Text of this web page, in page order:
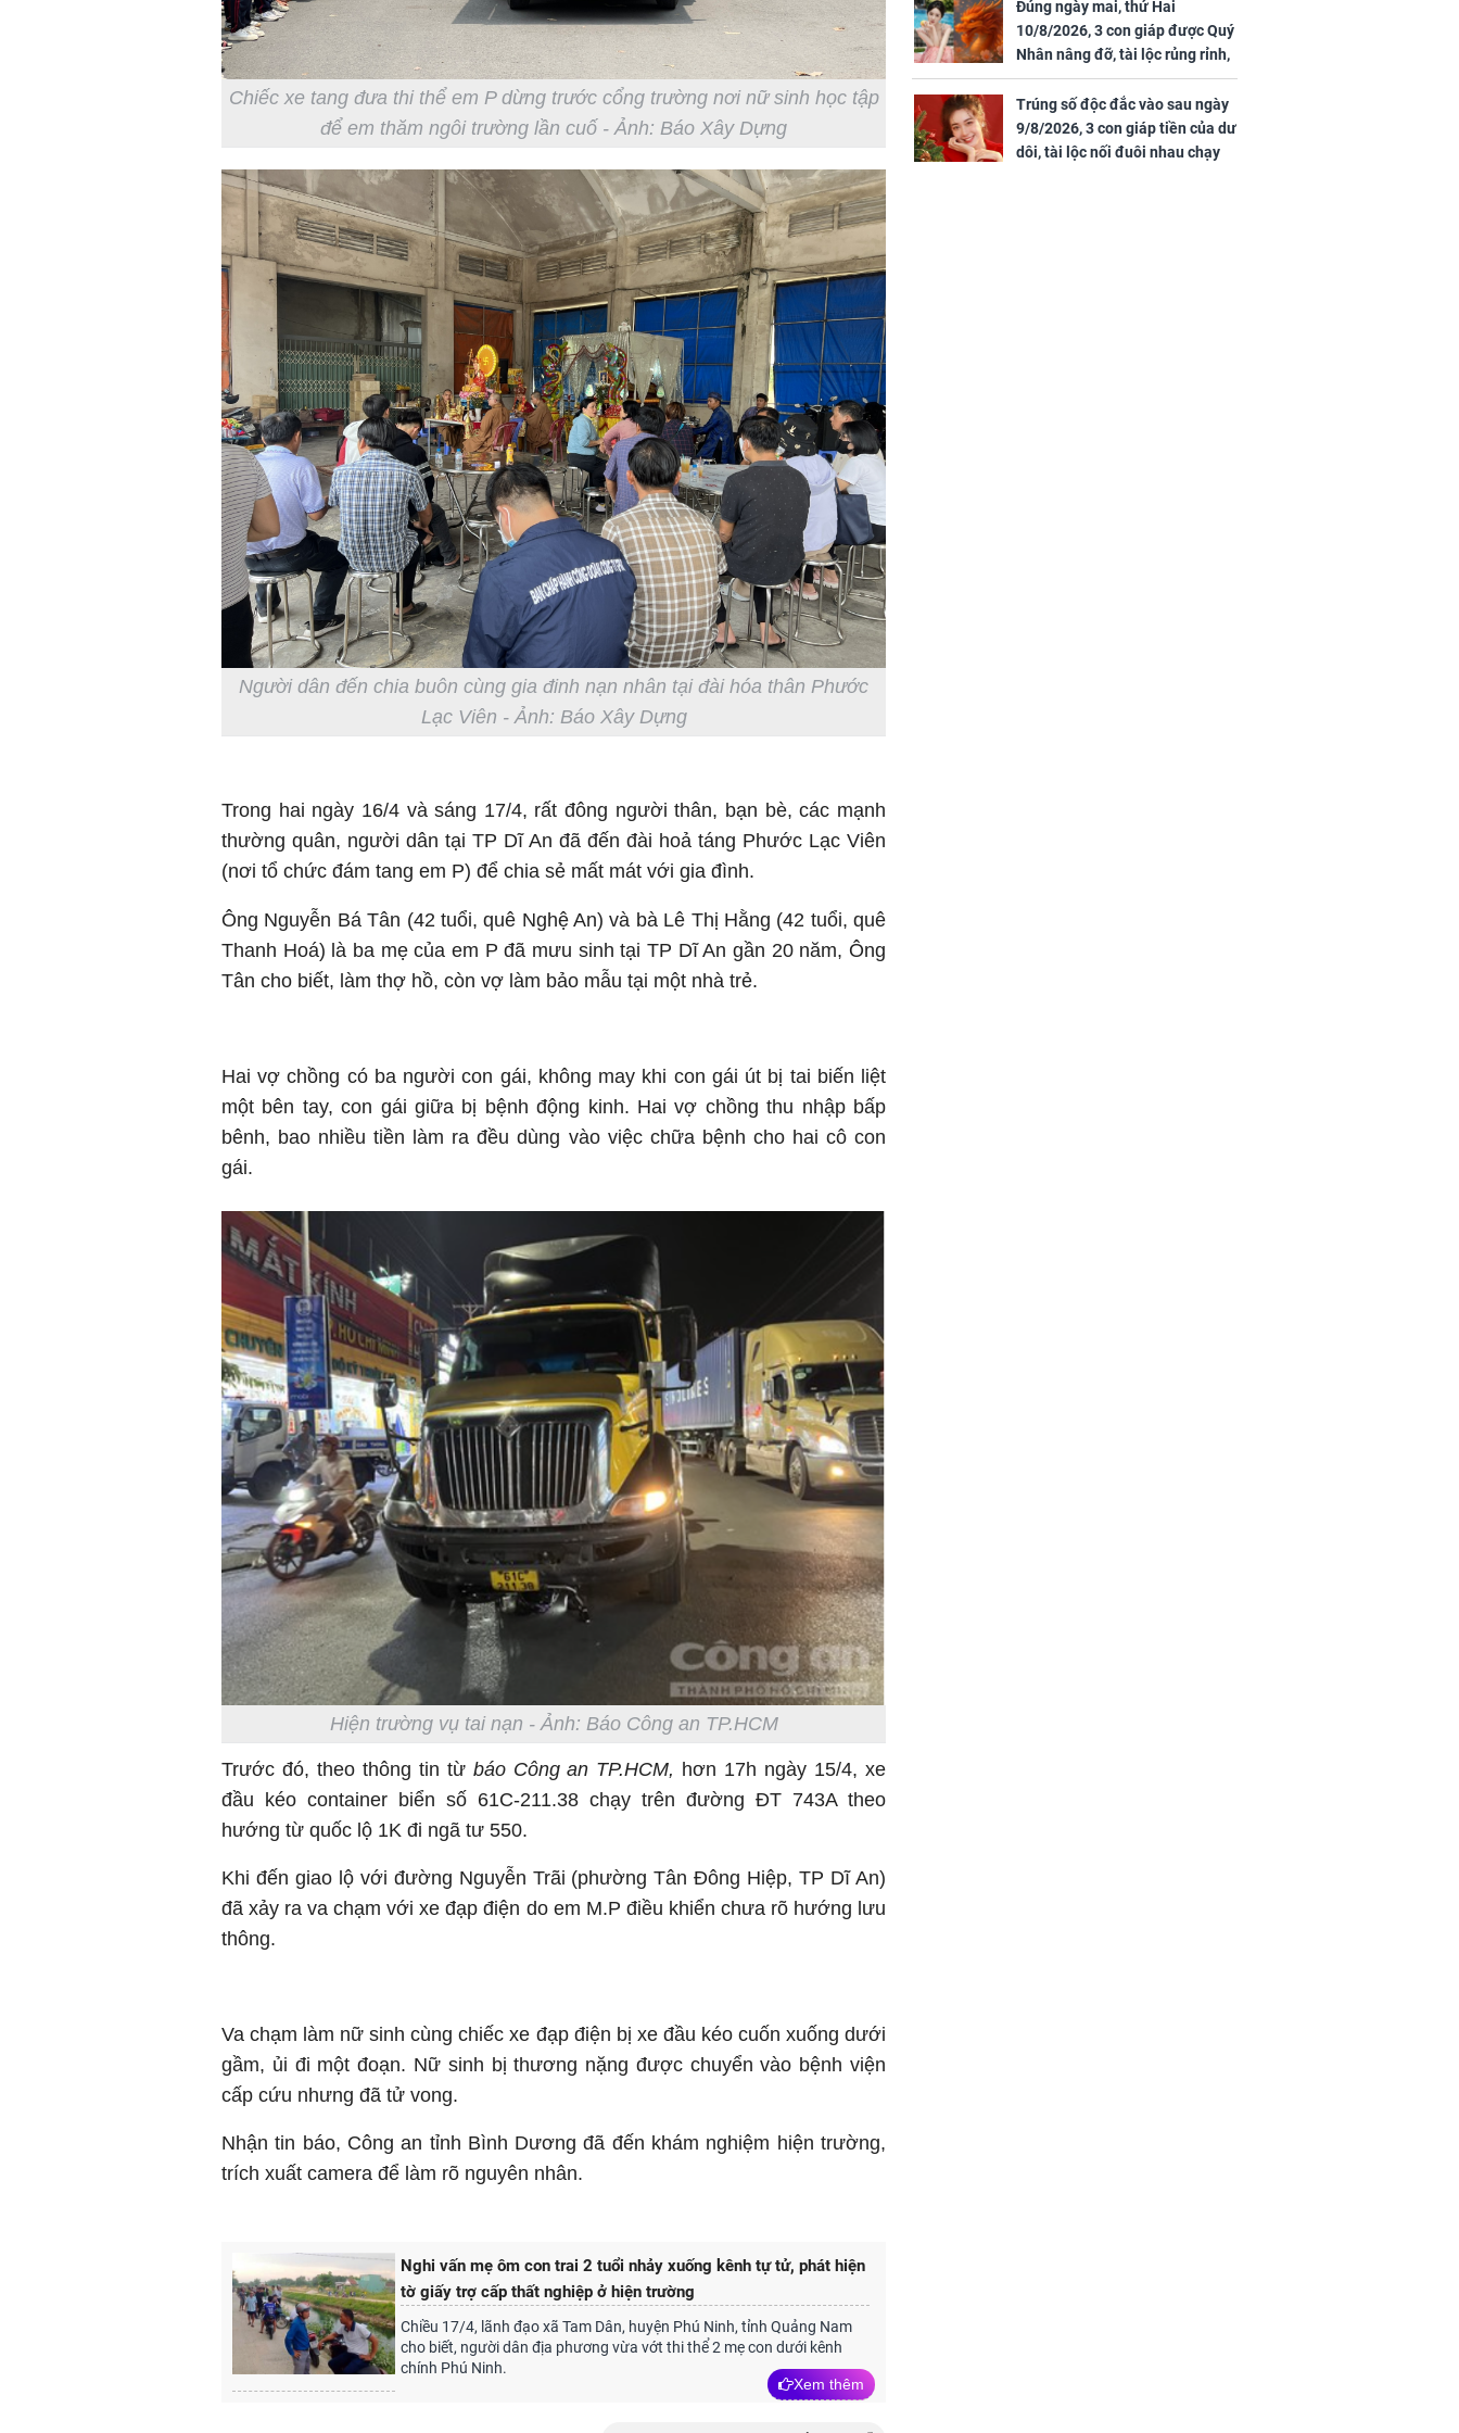
Chiếc xe tang đưa thi thể em P dừng trước cổng trường nơi nữ sinh học tập
để em thăm ngôi trường lần cuố - Ảnh: Báo Xây Dựng
Người dân đến chia buôn cùng gia đinh nạn nhân tại đài hóa thân Phước
Lạc Viên - Ảnh: Báo Xây Dựng
Trong hai ngày 16/4 và sáng 17/4, rất đông người thân, bạn bè, các mạnh
thường quân, người dân tại TP Dĩ An đã đến đài hoả táng Phước Lạc Viên
(nơi tổ chức đám tang em P) để chia sẻ mất mát với gia đình.
Ông Nguyễn Bá Tân (42 tuổi, quê Nghệ An) và bà Lê Thị Hằng (42 tuổi, quê
Thanh Hoá) là ba mẹ của em P đã mưu sinh tại TP Dĩ An gần 20 năm, Ông
Tân cho biết, làm thợ hồ, còn vợ làm bảo mẫu tại một nhà trẻ.
Hai vợ chồng có ba người con gái, không may khi con gái út bị tai biến liệt
một bên tay, con gái giữa bị bệnh động kinh. Hai vợ chồng thu nhập bấp
bênh, bao nhiều tiền làm ra đều dùng vào việc chữa bệnh cho hai cô con
gái.
Hiện trường vụ tai nạn - Ảnh: Báo Công an TP.HCM
Trước đó, theo thông tin từbáo Công an TP.HCM, hơn 17h ngày 15/4, xe
đầu kéo container biển số 61C-211.38 chạy trên đường ĐT 743A theo
hướng từ quốc lộ 1K đi ngã tư 550.
Khi đến giao lộ với đường Nguyễn Trãi (phường Tân Đông Hiệp, TP Dĩ An)
đã xảy ra va chạm với xe đạp điện do em M.P điều khiển chưa rõ hướng lưu
thông.
Va chạm làm nữ sinh cùng chiếc xe đạp điện bị xe đầu kéo cuốn xuống dưới
gầm, ủi đi một đoạn. Nữ sinh bị thương nặng được chuyển vào bệnh viện
cấp cứu nhưng đã tử vong.
Nhận tin báo, Công an tỉnh Bình Dương đã đến khám nghiệm hiện trường,
trích xuất camera để làm rõ nguyên nhân.
Nghi vấn mẹ ôm con trai 2 tuổi nhảy xuống kênh tự tử, phát hiện
tờ giấy trợ cấp thất nghiệp ở hiện trường
Chiều 17/4, lãnh đạo xã Tam Dân, huyện Phú Ninh, tỉnh Quảng Nam
cho biết, người dân địa phương vừa vớt thi thể 2 mẹ con dưới kênh
chính Phú Ninh.
Xem thêm
doanh thu vượt 8.600
tỷ đồng
Đúng ngày mai, thứ Hai
10/8/2026, 3 con giáp được Quý
Nhân nâng đỡ, tài lộc rủng rỉnh,
yên tâm hưởng vinh hoa Phú
Quý
Trúng số độc đắc vào sau ngày
9/8/2026, 3 con giáp tiền của dư
dôi, tài lộc nối đuôi nhau chạy